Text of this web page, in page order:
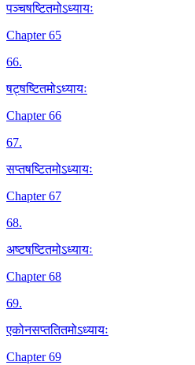
पञ्चषष्टितमोऽध्यायः
Chapter 65
66.
षट्षष्टितमोऽध्यायः
Chapter 66
67.
सप्तषष्टितमोऽध्यायः
Chapter 67
68.
अष्टषष्टितमोऽध्यायः
Chapter 68
69.
एकोनसप्ततितमोऽध्यायः
Chapter 69